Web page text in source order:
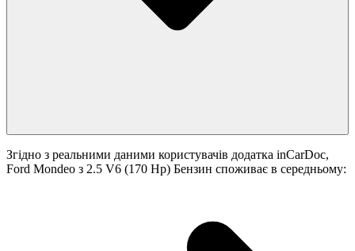
Згідно з реальними даними користувачів додатка inCarDoc,
Ford Mondeo з 2.5 V6 (170 Hp) Бензин споживає в середньому: